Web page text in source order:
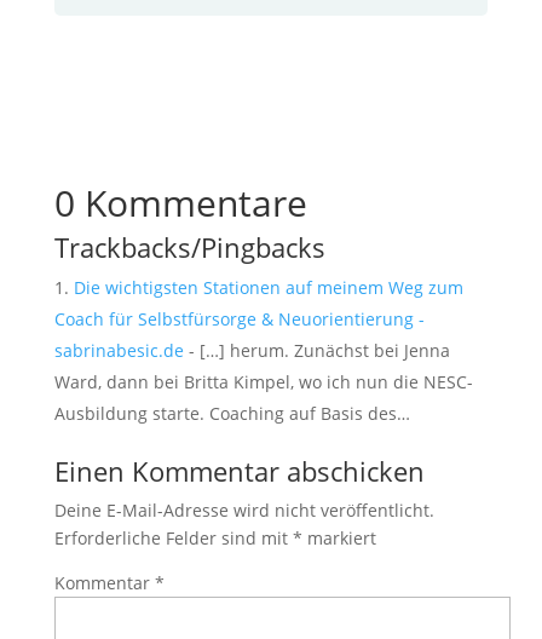
0 Kommentare
Trackbacks/Pingbacks
Die wichtigsten Stationen auf meinem Weg zum
Coach für Selbstfürsorge & Neuorientierung -
sabrinabesic.de - […] herum. Zunächst bei Jenna
Ward, dann bei Britta Kimpel, wo ich nun die NESC-
Ausbildung starte. Coaching auf Basis des…
Einen Kommentar abschicken
Deine E-Mail-Adresse wird nicht veröffentlicht.
Erforderliche Felder sind mit * markiert
Kommentar *